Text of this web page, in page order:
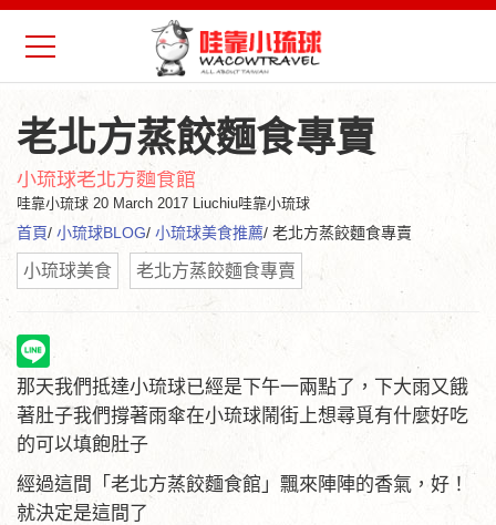
老北方蒸餃麵食專賣
小琉球老北方麵食館
哇靠小琉球 20 March 2017 Liuchiu哇靠小琉球
首頁/ 小琉球BLOG/ 小琉球美食推薦/ 老北方蒸餃麵食專賣
小琉球美食 老北方蒸餃麵食專賣
那天我們抵達小琉球已經是下午一兩點了，下大雨又餓
著肚子我們撐著雨傘在小琉球鬧街上想尋覓有什麼好吃
的可以填飽肚子
經過這間「老北方蒸餃麵食館」飄來陣陣的香氣，好！
就決定是這間了